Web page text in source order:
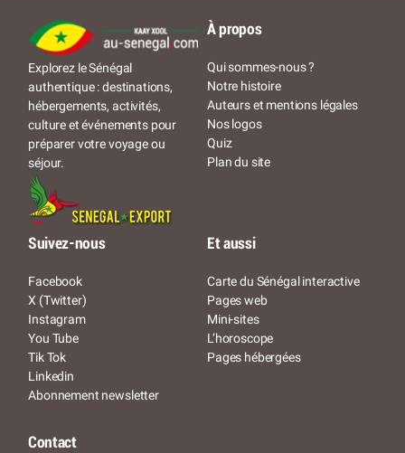
Explorez le Sénégal
authentique : destinations,
hébergements, activités,
culture et événements pour
préparer votre voyage ou
séjour.
À propos
Qui sommes-nous ?
Notre histoire
Auteurs et mentions légales
Nos logos
Quiz
Plan du site
Suivez-nous
Facebook
X (Twitter)
Instagram
You Tube
Tik Tok
Linkedin
Abonnement newsletter
Et aussi
Carte du Sénégal interactive
Pages web
Mini-sites
L’horoscope
Pages hébergées
Contact